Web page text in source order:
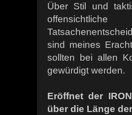
Über Stil und
sind meines
sollten bei allen
gewürdigt werden.
Eröffnet der
über die Länge